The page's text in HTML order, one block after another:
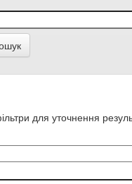
для уточнення